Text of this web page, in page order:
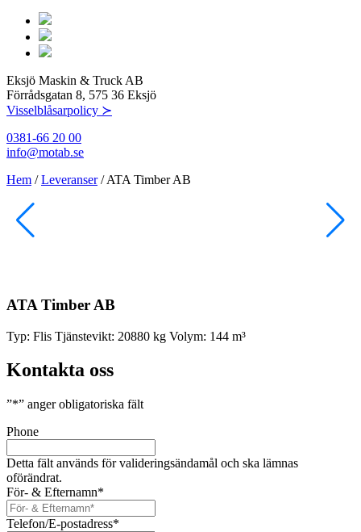
Eksjö Maskin & Truck AB
Förrådsgatan 8, 575 36 Eksjö
Visselblåsarpolicy ≻
0381-66 20 00
info@motab.se
Hem /Leveranser/ATA Timber AB
ATA Timber AB
Typ: Flis Tjänstevikt: 20880 kg Volym: 144 m³
Kontakta oss
”*” anger obligatoriska fält
Phone
Detta fält används för valideringsändamål och ska lämnas
oförändrat.
För- & Efternamn*
Telefon/E-postadress*